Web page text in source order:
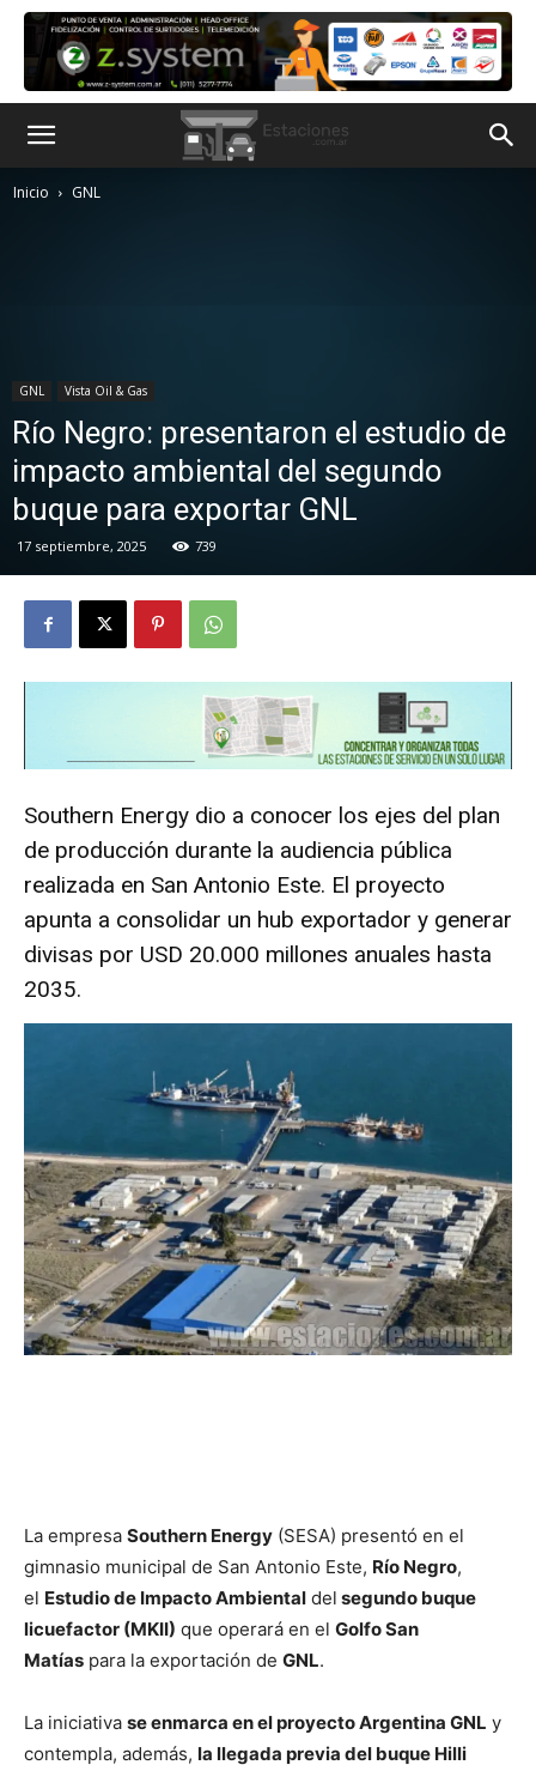
Inicio GNL
GNL Vista Oil & Gas
Río Negro: presentaron el estudio de
impacto ambiental del segundo
buque para exportar GNL
17 septiembre, 2025 739
Southern Energy dio a conocer los ejes del plan
de producción durante la audiencia pública
realizada en San Antonio Este. El proyecto
apunta a consolidar un hub exportador y generar
divisas por USD 20.000 millones anuales hasta
2035.
La empresa Southern Energy (SESA) presentó en el
gimnasio municipal de San Antonio Este, Río Negro,
el Estudio de Impacto Ambiental del segundo buque
licuefactor (MKII) que operará en el Golfo San
Matías para la exportación de GNL.
La iniciativa se enmarca en el proyecto Argentina GNL y
contempla, además, la llegada previa del buque Hilli